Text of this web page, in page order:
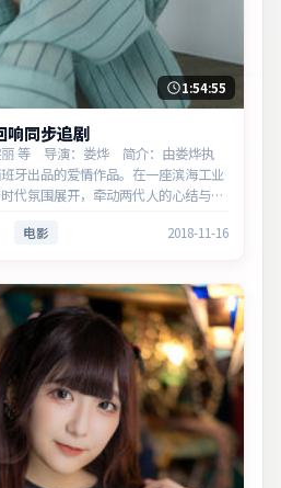
1:54:55
响同步追剧
丽 等 导演：娄烨 简介：由娄烨执
牙出品的爱情作品。在一座滨海工业
代氛围展开，牵动两代人的心结与和
电影 2018-11-16